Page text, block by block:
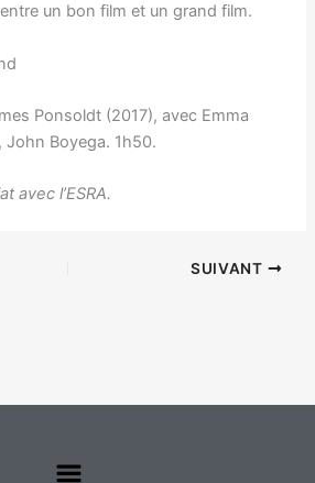
un bon film et un grand film.
Ponsoldt (2017), avec Emma
John Boyega. 1h50.
avec l’ESRA.
SUIVANT
Menu